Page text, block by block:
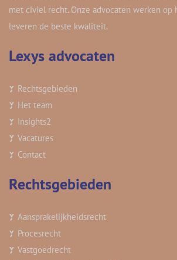
met civiel recht. Onze advocaten werken op
leveren de beste kwaliteit.
Lexys advocaten
Rechtsgebieden
Het team
Insights2
Vacatures
Contact
Rechtsgebieden
Aansprakelijkheidsrecht
Procesrecht
Vastgoedrecht